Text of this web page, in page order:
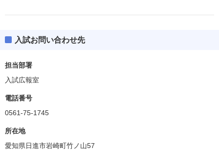
入試お問い合わせ先
担当部署
入試広報室
電話番号
0561-75-1745
所在地
愛知県日進市岩崎町竹ノ山57